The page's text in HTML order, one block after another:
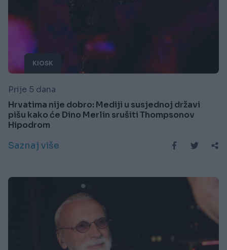
KIOSK
Prije 5 dana
Hrvatima nije dobro: Mediji u susjednoj državi
pišu kako će Dino Merlin srušiti Thompsonov
Hipodrom
Saznaj više